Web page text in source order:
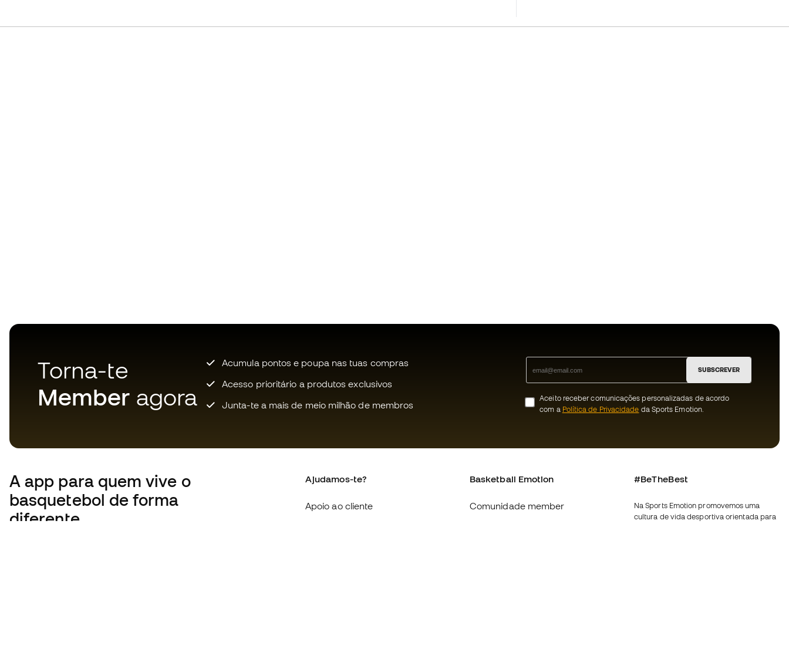
Torna-te
Member agora
Acumula pontos e poupa nas tuas compras
Acesso prioritário a produtos exclusivos
Junta-te a mais de meio milhão de membros
SUBSCREVER
Aceito receber comunicações personalizadas de acordo
com a Política de Privacidade da Sports Emotion.
A app para quem vive o
basquetebol de forma
diferente.
Ajudamos-te?
Apoio ao cliente
Basketball Emotion
Comunidade member
#BeTheBest
Na Sports Emotion promovemos uma
cultura de vida desportiva orientada para